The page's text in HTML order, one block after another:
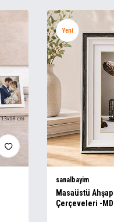
Yeni
sanalbayim
Masaüstü
Çerçeveleri -